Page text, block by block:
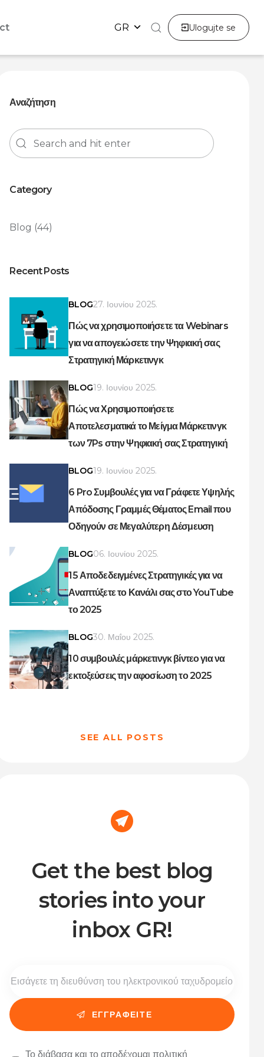
GR Ulogujte se
Αναζήτηση
Category
Blog (44)
Recent Posts
BLOG27. Ιουνίου 2025.
Πώς να χρησιμοποιήσετε τα Webinars
για να απογειώσετε την Ψηφιακή σας
Στρατηγική Μάρκετινγκ
BLOG19. Ιουνίου 2025.
Πώς να Χρησιμοποιήσετε
Αποτελεσματικά το Μείγμα Μάρκετινγκ
των 7Ps στην Ψηφιακή σας Στρατηγική
BLOG19. Ιουνίου 2025.
6 Pro Συμβουλές για να Γράφετε Υψηλής
Απόδοσης Γραμμές Θέματος Email που
Οδηγούν σε Μεγαλύτερη Δέσμευση
BLOG06. Ιουνίου 2025.
15 Αποδεδειγμένες Στρατηγικές για να
Αναπτύξετε το Κανάλι σας στο YouTube
το 2025
BLOG30. Μαΐου 2025.
10 συμβουλές μάρκετινγκ βίντεο για να
εκτοξεύσεις την αφοσίωση το 2025
SEE ALL POSTS
Get the best blog
stories into your
inbox GR!
Το διάβασα και το αποδέχομαιπολιτική